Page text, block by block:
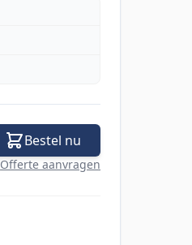
Bestel nu
Offerte aanvragen